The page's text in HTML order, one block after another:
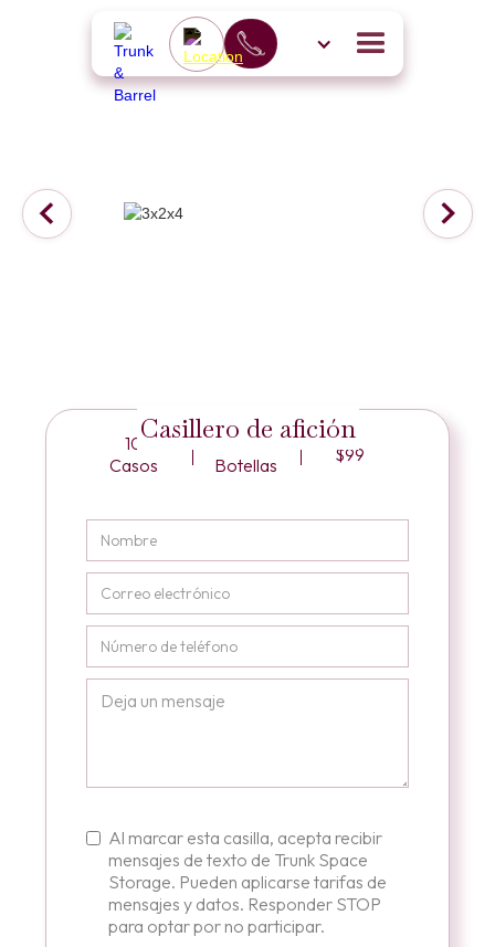
Casillero de afición
10
Casos
60
Botellas
$99
Al marcar esta casilla, acepta recibir
mensajes de texto de Trunk Space
Storage. Pueden aplicarse tarifas de
mensajes y datos. Responder STOP
para optar por no participar.